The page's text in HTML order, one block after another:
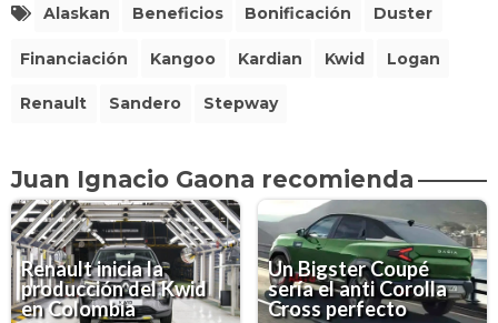
Alaskan Beneficios Bonificación Duster
Financiación Kangoo Kardian Kwid Logan
Renault Sandero Stepway
Juan Ignacio Gaona recomienda
Renault inicia la
producción del Kwid
en Colombia
Un Bigster Coupé
sería el anti Corolla
Cross perfecto